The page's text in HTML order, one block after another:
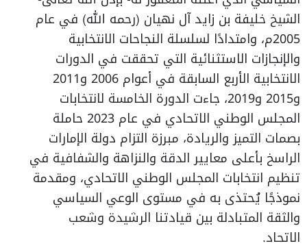
الشيخ خليفة بن زايد آل نهيان (رحمه الله) في عام
2005م، وامتدادًا لسلسلة النجاحات الانتخابية
والإنجازات الاستثنائية التي تحققت في الدورات
الانتخابية الأربع السابقة في أعوام 2006 و2011
و2015 و2019، جاءت الدورة الخامسة لانتخابات
المجلس الوطني الاتحادي في عام 2023 حاملة
بصمات التميز والريادة، مبرزة التزام دولة الإمارات
الراسخ بأعلى معايير الدقة والنزاهة والشفافية في
تنظيم انتخابات المجلس الوطني الاتحادي، ومقدمة
نموذجًا يُحتذى به في مستوى الوعي السياسي
والثقة المتبادلة بين قيادتنا الرشيدة وشعب
الاتحاد.